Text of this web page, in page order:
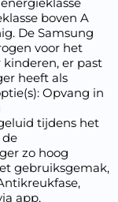
boven A
De Samsung
voor het
er past
heeft als
Opvang in
tijdens het
de
zo hoog
gebruiksgemak,
app,